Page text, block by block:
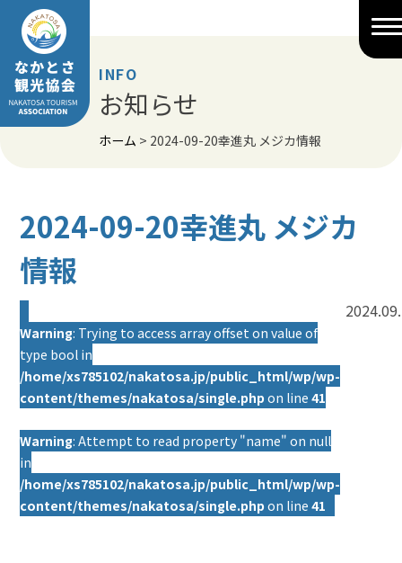
Skip
content
INFO
お知らせ
ホーム > 2024-09-20幸進丸 メジカ情報
2024-09-20幸進丸 メジカ
情報
Warning: Trying to access array offset on value of
type bool in
/home/xs785102/nakatosa.jp/public_html/wp/wp-
content/themes/nakatosa/single.php on line41
Warning: Attempt to read property "name" on null
in
/home/xs785102/nakatosa.jp/public_html/wp/wp-
content/themes/nakatosa/single.php on line41